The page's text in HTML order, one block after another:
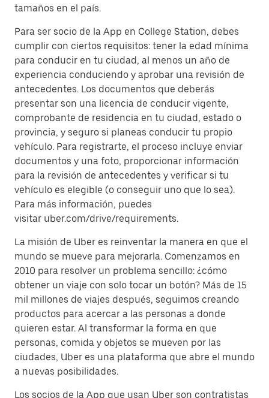
tamaños en el país.
Para ser socio de la App en College Station, debes
cumplir con ciertos requisitos: tener la edad mínima
para conducir en tu ciudad, al menos un año de
experiencia conduciendo y aprobar una revisión de
antecedentes. Los documentos que deberás
presentar son una licencia de conducir vigente,
comprobante de residencia en tu ciudad, estado o
provincia, y seguro si planeas conducir tu propio
vehículo. Para registrarte, el proceso incluye enviar
documentos y una foto, proporcionar información
para la revisión de antecedentes y verificar si tu
vehículo es elegible (o conseguir uno que lo sea).
Para más información, puedes
visitar uber.com/drive/requirements.
La misión de Uber es reinventar la manera en que el
mundo se mueve para mejorarla. Comenzamos en
2010 para resolver un problema sencillo: ¿cómo
obtener un viaje con solo tocar un botón? Más de 15
mil millones de viajes después, seguimos creando
productos para acercar a las personas a donde
quieren estar. Al transformar la forma en que
personas, comida y objetos se mueven por las
ciudades, Uber es una plataforma que abre el mundo
a nuevas posibilidades.
Los socios de la App que usan Uber son contratistas